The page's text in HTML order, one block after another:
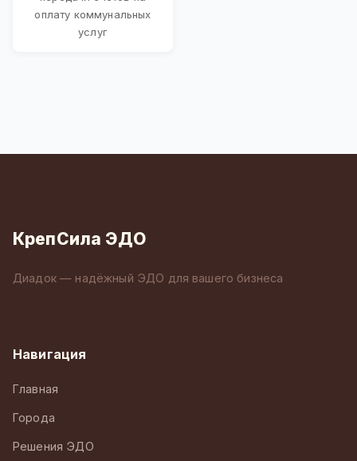
оплату коммунальных
услуг
КрепСила ЭДО
Диадок — надёжный ЭДО для вашего бизнеса
Навигация
Главная
Города
Решения ЭДО